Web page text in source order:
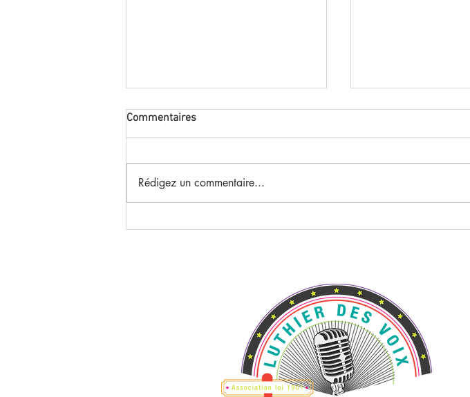
Commentaires
Rédigez un commentaire...